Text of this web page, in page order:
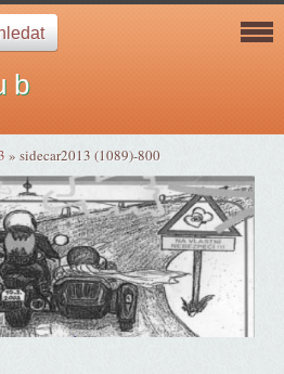
b
»sidecar2013 (1089)-800